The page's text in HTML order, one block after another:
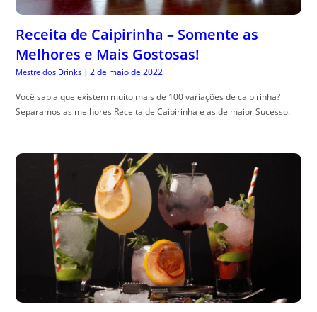
Receita de Caipirinha – Somente as
Melhores e Mais Gostosas!
Mestre dos Drinks | 2 de maio de 2022
Você sabia que existem muito mais de 100 variações de caipirinha?
Separamos as melhores Receita de Caipirinha e as de maior Sucesso.